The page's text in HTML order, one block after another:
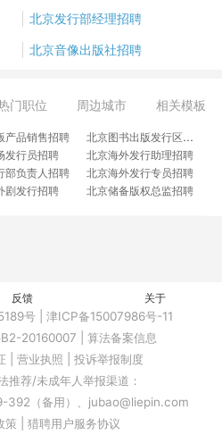
北京发行部经理招聘
北京音像出版社招聘
门职位 周边城市 相关模板
产品销售招聘
北京图书出版发行区域经理招聘
发行员招聘
北京海外发行助理招聘
部负责人招聘
北京海外发行专员招聘
剧发行招聘
北京储备版权总监招聘
销招聘
北京发行城市经理招聘
反馈 关于